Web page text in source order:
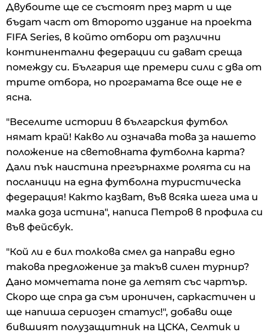
Двубоите ще се състоят през март и ще
бъдат част от второто издание на проекта
FIFA Series, в който отбори от различни
континентални федерации си дават среща
помежду си. България ще премери сили с два от
трите отбора, но програмата все още не е
ясна.
"Веселите истории в българския футбол
нямат край! Какво ли означава това за нашето
положение на световната футболна карта?
Дали пък наистина прегърнахме ролята си на
посланици на една футболна туристическа
федерация! Както казват, във всяка шега има и
малка доза истина", написа Петров в профила си
във фейсбук.
"Кой ли е бил толкова смел да направи едно
такова предложение за такъв силен турнир?
Дано момчетата поне да летят със чартър.
Скоро ще спра да съм ироничен, саркастичен и
ще напиша сериозен статус!", добави още
бившият полузащитник на ЦСКА, Селтик и